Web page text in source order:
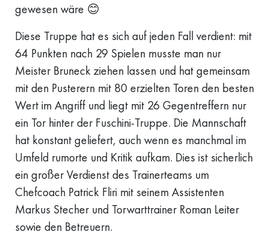
gewesen wäre 😊
Diese Truppe hat es sich auf jeden Fall verdient: mit
64 Punkten nach 29 Spielen musste man nur
Meister Bruneck ziehen lassen und hat gemeinsam
mit den Pusterern mit 80 erzielten Toren den besten
Wert im Angriff und liegt mit 26 Gegentreffern nur
ein Tor hinter der Fuschini-Truppe. Die Mannschaft
hat konstant geliefert, auch wenn es manchmal im
Umfeld rumorte und Kritik aufkam. Dies ist sicherlich
ein großer Verdienst des Trainerteams um
Chefcoach Patrick Fliri mit seinem Assistenten
Markus Stecher und Torwarttrainer Roman Leiter
sowie den Betreuern.